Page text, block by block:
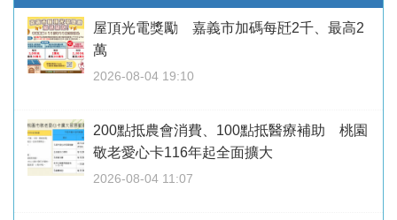
屋頂光電獎勵 嘉義市加碼每瓩2千、最高2
萬
2026-08-04 19:10
200點抵農會消費、100點抵醫療補助 桃園
敬老愛心卡116年起全面擴大
2026-08-04 11:07